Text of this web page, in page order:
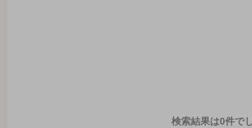
検索結果は0件でし